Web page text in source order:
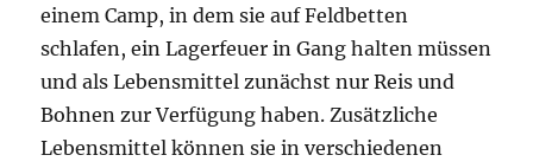
einem Camp, in dem sie auf Feldbetten
schlafen, ein Lagerfeuer in Gang halten müssen
und als Lebensmittel zunächst nur Reis und
Bohnen zur Verfügung haben. Zusätzliche
Lebensmittel können sie in verschiedenen